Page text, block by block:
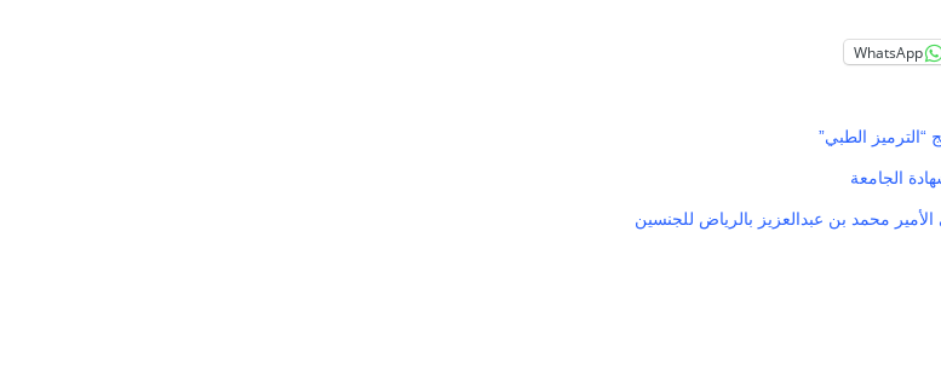
WhatsApp
“الترميز الطبي”
الجامعة
محمد بن عبدالعزيز بالرياض للجنسين